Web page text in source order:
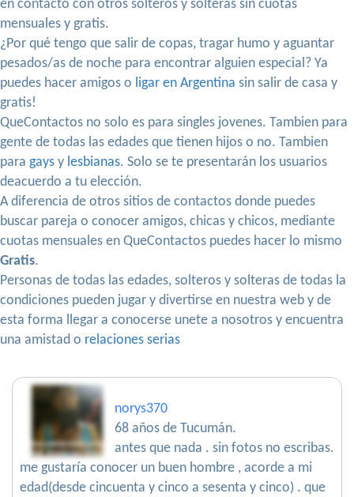
en contacto con otros solteros y solteras sin cuotas
mensuales y gratis.
¿Por qué tengo que salir de copas, tragar humo y aguantar
pesados/as de noche para encontrar alguien especial? Ya
puedes hacer amigos o ligar en Argentina sin salir de casa y
gratis!
QueContactos no solo es para singles jovenes. Tambien para
gente de todas las edades que tienen hijos o no. Tambien
para gays y lesbianas. Solo se te presentarán los usuarios
deacuerdo a tu elección.
A diferencia de otros sitios de contactos donde puedes
buscar pareja o conocer amigos, chicas y chicos, mediante
cuotas mensuales en QueContactos puedes hacer lo mismo
Gratis.
Personas de todas las edades, solteros y solteras de todas la
condiciones pueden jugar y divertirse en nuestra web y de
esta forma llegar a conocerse unete a nosotros y encuentra
una amistad o relaciones serias
norys370
68 años de Tucumán.
antes que nada . sin fotos no escribas.
me gustaría conocer un buen hombre , acorde a mi
edad(desde cincuenta y cinco a sesenta y cinco) . que